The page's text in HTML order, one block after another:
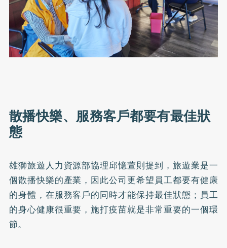
散播快樂、服務客戶都要有最佳狀
態
雄獅旅遊人力資源部協理邱憶萱則提到，旅遊業是一
個散播快樂的產業，因此公司更希望員工都要有健康
的身體，在服務客戶的同時才能保持最佳狀態；員工
的身心健康很重要，施打疫苗就是非常重要的一個環
節。